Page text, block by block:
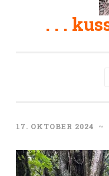
. . .
17. OKTOBER 2024 ~